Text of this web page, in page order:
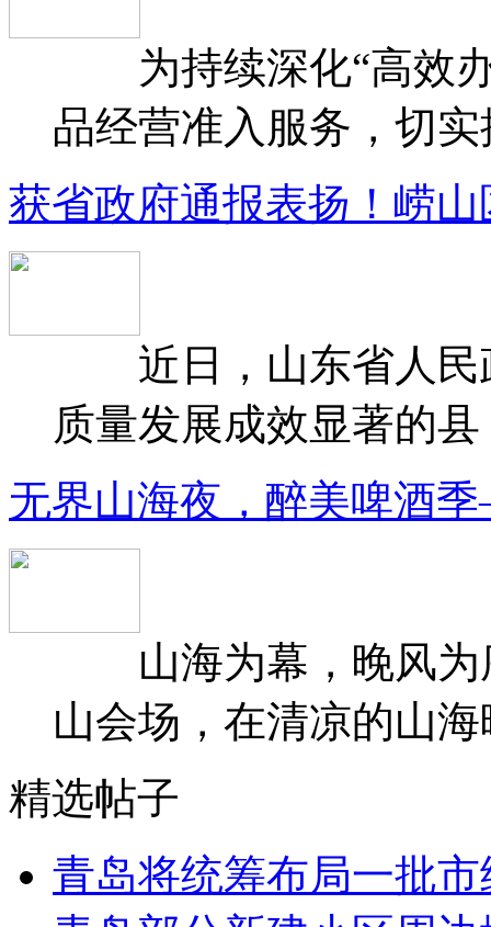
为持续深化“高效办
品经营准入服务，切
获省政府通报表扬！崂
近日，山东省人民
质量发展成效显著的
无界山海夜，醉美啤酒
山海为幕，晚风为
山会场，在清凉的山
精选帖子
青岛将统筹布局一批市